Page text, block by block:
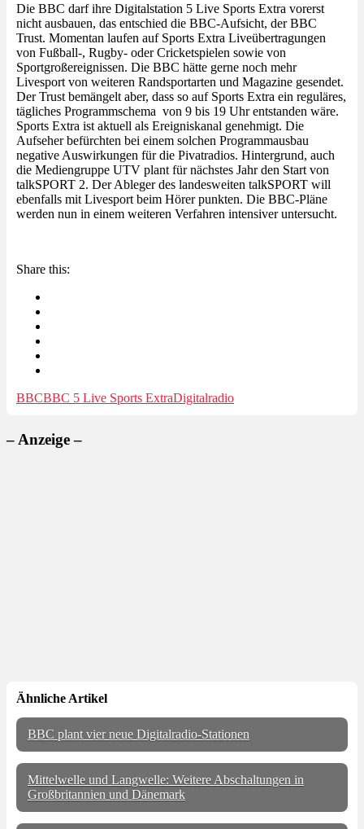
Die BBC darf ihre Digitalstation 5 Live Sports Extra vorerst
nicht ausbauen, das entschied die BBC-Aufsicht, der BBC
Trust. Momentan laufen auf Sports Extra Liveübertragungen
von Fußball-, Rugby- oder Cricketspielen sowie von
Sportgroßereignissen. Die BBC hätte gerne noch mehr
Livesport von weiteren Randsportarten und Magazine gesendet.
Der Trust bemängelt aber, dass so auf Sports Extra ein reguläres,
tägliches Programmschema von 9 bis 19 Uhr entstanden wäre.
Sports Extra ist aktuell als Ereigniskanal genehmigt. Die
Aufseher befürchten bei einem solchen Programmausbau
negative Auswirkungen für die Pivatradios. Hintergrund, auch
die Mediengruppe UTV plant für nächstes Jahr den Start von
talkSPORT 2. Der Ableger des landesweiten talkSPORT will
ebenfalls mit Livesport beim Hörer punkten. Die BBC-Pläne
werden nun in einem weiteren Verfahren intensiver untersucht.
Share this:
BBCBBC 5 Live Sports ExtraDigitalradio
– Anzeige –
Ähnliche Artikel
BBC plant vier neue Digitalradio-Stationen
Mittelwelle und Langwelle: Weitere Abschaltungen in
Großbritannien und Dänemark